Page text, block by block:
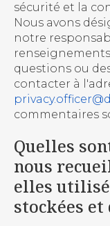
sécurité et la
Nous avons
notre
renseignements
questions ou
contacter à
commentaires
Quelles
nous
elles
stockées et